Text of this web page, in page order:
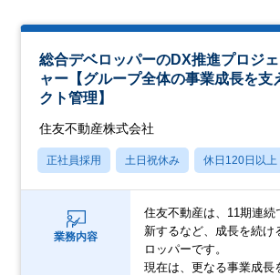
総合デベロッパーのDX推進プロジ
ャー【グループ全体の事業成長を支
クト管理】
住友不動産株式会社
正社員採用 土日祝休み 休日120日以上
業務内容
住友不動産は、11期連続
新するなど、成長を続け
ロッパーです。
現在は、更なる事業成長